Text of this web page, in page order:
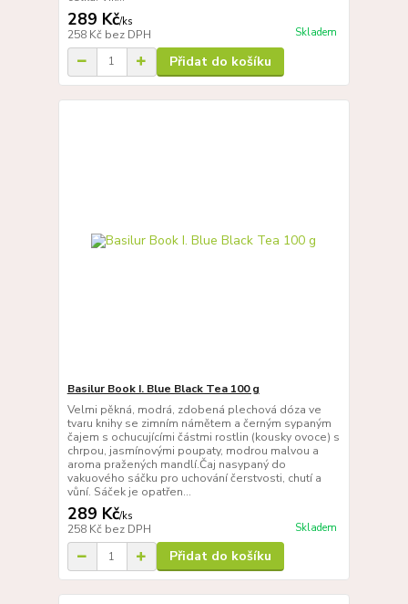
289 Kč/ks
258 Kč bez DPH Skladem
Přidat do košíku
Basilur Book I. Blue Black Tea 100 g
Velmi pěkná, modrá, zdobená plechová dóza ve
tvaru knihy se zimním námětem a černým sypaným
čajem s ochucujícími částmi rostlin (kousky ovoce) s
chrpou, jasmínovými poupaty, modrou malvou a
aroma pražených mandlí.Čaj nasypaný do
vakuového sáčku pro uchování čerstvosti, chutí a
vůní. Sáček je opatřen...
289 Kč/ks
258 Kč bez DPH Skladem
Přidat do košíku